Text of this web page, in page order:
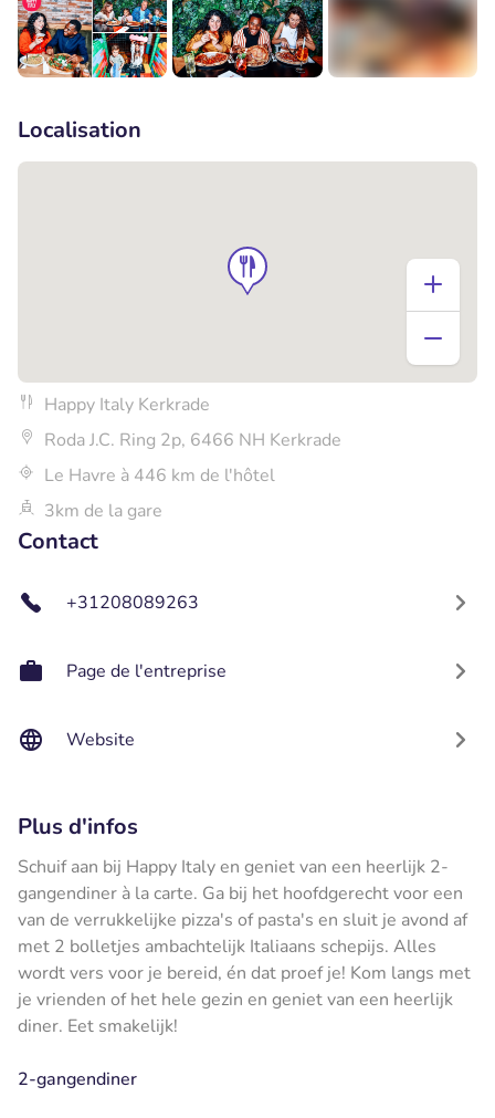
Localisation
Happy Italy Kerkrade
Roda J.C. Ring 2p, 6466 NH Kerkrade
Le Havre à 446 km de l'hôtel
3km de la gare
Contact
+31208089263
Page de l'entreprise
Website
Plus d'infos
Schuif aan bij Happy Italy en geniet van een heerlijk 2-
gangendiner à la carte. Ga bij het hoofdgerecht voor een
van de verrukkelijke pizza's of pasta's en sluit je avond af
met 2 bolletjes ambachtelijk Italiaans schepijs. Alles
wordt vers voor je bereid, én dat proef je! Kom langs met
je vrienden of het hele gezin en geniet van een heerlijk
diner. Eet smakelijk!
2-gangendiner